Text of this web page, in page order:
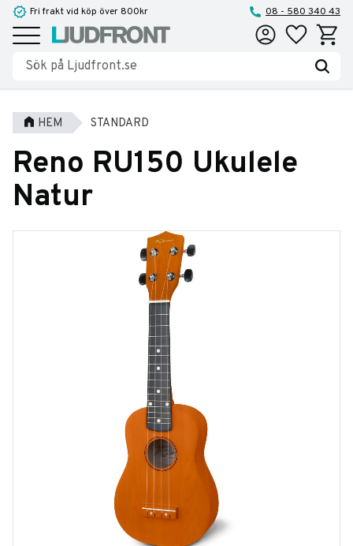
Meny
Fri frakt vid köp över 800kr 08 - 580 340 43
Favoriter
HEM STANDARD
Reno RU150 Ukulele
Natur